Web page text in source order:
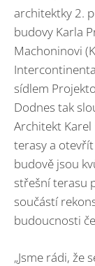
architektky 2.
budovy Karla
Machoninovi
sídlem
Dodnes tak
Architekt
terasy a
budově jsou
střešní terasu
součástí
budoucnosti
„Jsme rádi, že